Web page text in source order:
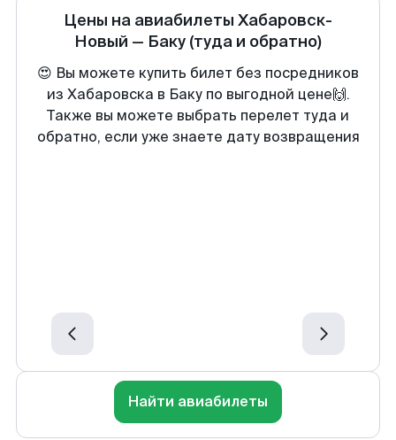
Цены на авиабилеты Хабаровск-
Новый — Баку (туда и обратно)
😍 Вы можете купить билет без посредников
из Хабаровска в Баку по выгодной цене🙌.
Также вы можете выбрать перелет туда и
обратно, если уже знаете дату возвращения
Найти авиабилеты